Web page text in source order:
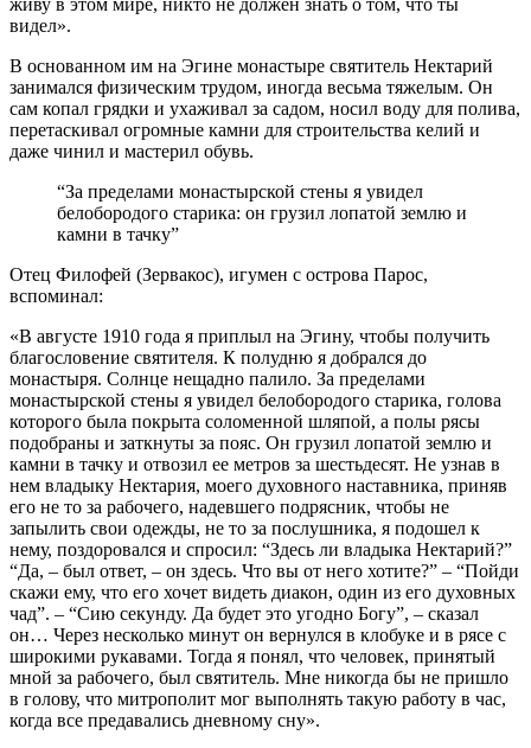
живу в этом мире, никто не должен знать о том, что ты
видел».
В основанном им на Эгине монастыре святитель Нектарий
занимался физическим трудом, иногда весьма тяжелым. Он
сам копал грядки и ухаживал за садом, носил воду для полива,
перетаскивал огромные камни для строительства келий и
даже чинил и мастерил обувь.
“За пределами монастырской стены я увидел
белобородого старика: он грузил лопатой землю и
камни в тачку”
Отец Филофей (Зервакос), игумен с острова Парос,
вспоминал:
«В августе 1910 года я приплыл на Эгину, чтобы получить
благословение святителя. К полудню я добрался до
монастыря. Солнце нещадно палило. За пределами
монастырской стены я увидел белобородого старика, голова
которого была покрыта соломенной шляпой, а полы рясы
подобраны и заткнуты за пояс. Он грузил лопатой землю и
камни в тачку и отвозил ее метров за шестьдесят. Не узнав в
нем владыку Нектария, моего духовного наставника, приняв
его не то за рабочего, надевшего подрясник, чтобы не
запылить свои одежды, не то за послушника, я подошел к
нему, поздоровался и спросил: “Здесь ли владыка Нектарий?”
“Да, – был ответ, – он здесь. Что вы от него хотите?” – “Пойди
скажи ему, что его хочет видеть диакон, один из его духовных
чад”. – “Сию секунду. Да будет это угодно Богу”, – сказал
он… Через несколько минут он вернулся в клобуке и в рясе с
широкими рукавами. Тогда я понял, что человек, принятый
мной за рабочего, был святитель. Мне никогда бы не пришло
в голову, что митрополит мог выполнять такую работу в час,
когда все предавались дневному сну».